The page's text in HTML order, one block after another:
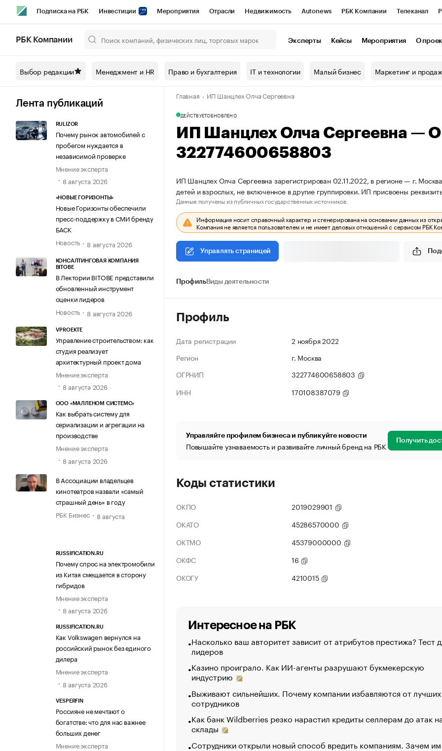
Подписка на РБК Инвестиции Мероприятия Отрасли Недвижимость Autonews РБК Компании Телеканал
Спецпроекты СПб Конференции СПб Спецпроекты Проверка контрагентов
Технологии и медиа Рынок наличной валюты
РБК Компании Эксперты Кейсы Мероприятия О
Выбор редакции Менеджмент и HR Право и бухгалтерия IT и технологии Малый бизнес Маркетинг и
Лента публикаций
RULIZOR
Почему рынок автомобилей с
пробегом нуждается в
независимой проверке
Мнение эксперта
8 августа 2026
«НОВЫЕ ГОРИЗОНТЫ»
Новые Горизонты обеспечили
пресс-поддержку в СМИ бренду
БАСК
Новость
8 августа 2026
КОНСАЛТИНГОВАЯ КОМПАНИЯ
BITOBE
В Лектории BITOBE представили
обновленный инструмент
оценки лидеров
Новость
8 августа 2026
VPROEKTE
Управление строительством: как
студия реализует
архитектурный проект дома
Мнение эксперта
8 августа 2026
ООО «МАЛЛЕНОМ СИСТЕМС»
Как выбрать систему для
сериализации и агрегации на
производстве
Мнение эксперта
8 августа 2026
В Ассоциации владельцев
кинотеатров назвали «самый
страшный день» в году
РБК Бизнес
8 августа
RUSSIFICATION.RU
Почему спрос на электромобили
из Китая смещается в сторону
гибридов
Мнение эксперта
8 августа 2026
RUSSIFICATION.RU
Как Volkswagen вернулся на
российский рынок без единого
дилера
Мнение эксперта
8 августа 2026
VESPERFIN
Россияне не мечтают о
богатстве: что для нас важнее
больших денег
Мнение эксперта
Главная ИП Шанцлех Олча Сергеевна
ДЕЙСТВУЕТОБНОВЛЕНО
ИП Шанцлех Олча Сергеевна —
322774600658803
ИП Шанцлех Олча Сергеевна зарегистрирован 02.11.2022, в регионе — г.
детей и взрослых, не включенное в другие группировки. ИП присвоены
Данные получены из публичных государственных источников.
Информация носит справочный характер и сгенерирована на основании данных из
Компания не является пользователем и не имеет деловых отношений с сервисом РБК
Управлять страницей
ПрофильВиды деятельности
Профиль
Дата регистрации
2 ноября 2022
Регион
г. Москва
ОГРНИП
322774600658803
ИНН
170108387079
Управляйте профилем бизнеса и публикуйте новости
Повышайте узнаваемость и развивайте личный бренд на РБК Получить
Коды статистики
ОКПО
2019029901
ОКАТО
45286570000
ОКТМО
45379000000
ОКФС
16
ОКОГУ
4210015
Интересное на РБК
Насколько ваш авторитет зависит от атрибутов престижа? Тест
лидеров
Казино проиграло. Как ИИ-агенты разрушают букмекерскую
индустрию
Выживают сильнейших. Почему компании избавляются от лучших
сотрудников
Как банк Wildberries резко нарастил кредиты селлерам до атак
склады
Сотрудники открыли новый способ вредить компаниям. Зачем